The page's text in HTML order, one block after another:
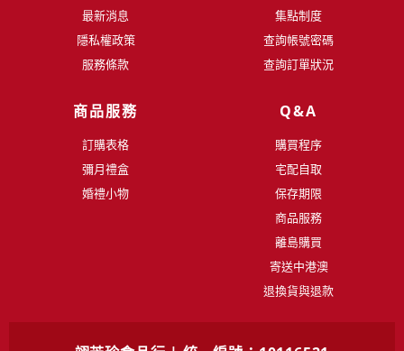
最新消息
隱私權政策
服務條款
集點制度
查詢帳號密碼
查詢訂單狀況
商品服務
訂購表格
彌月禮盒
婚禮小物
Q&A
購買程序
宅配自取
保存期限
商品服務
離島購買
寄送中港澳
退換貨與退款